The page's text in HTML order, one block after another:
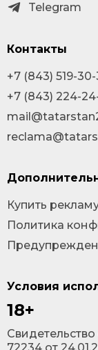
Условия
18+
Telegram
Контакты
+7 (843) 519-
+7 (843) 224-
Купить
Политика